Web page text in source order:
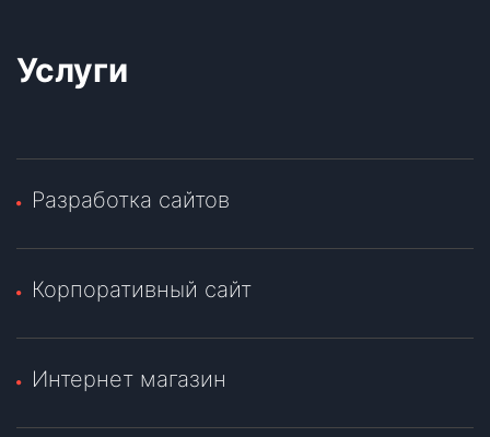
Услуги
Разработка сайтов
Корпоративный сайт
Интернет магазин